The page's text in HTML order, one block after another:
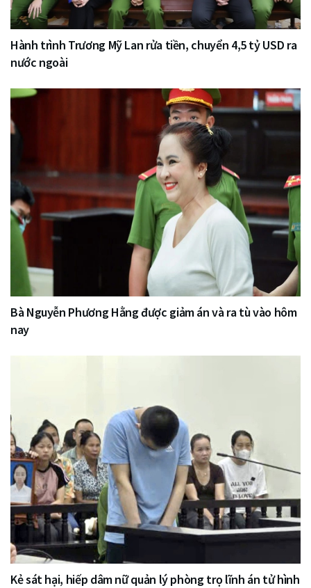
Hành trình Trương Mỹ Lan rửa tiền, chuyển 4,5 tỷ USD ra
nước ngoài
Bà Nguyễn Phương Hằng được giảm án và ra tù vào hôm
nay
Kẻ sát hại, hiếp dâm nữ quản lý phòng trọ lĩnh án tử hình